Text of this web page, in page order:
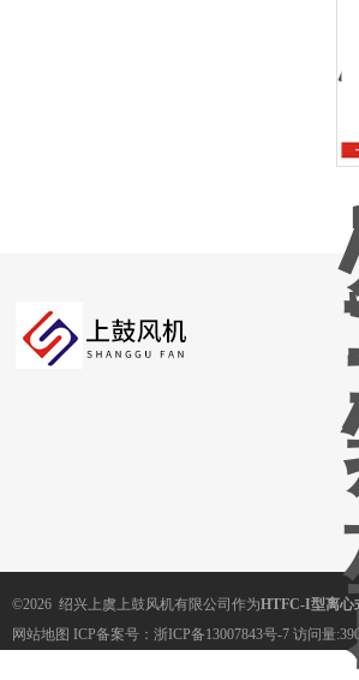
©2026 绍兴上虞上鼓风机有限公司作为HTFC-I型离心
网站地图 ICP备案号： 浙ICP备13007843号-7 访问量